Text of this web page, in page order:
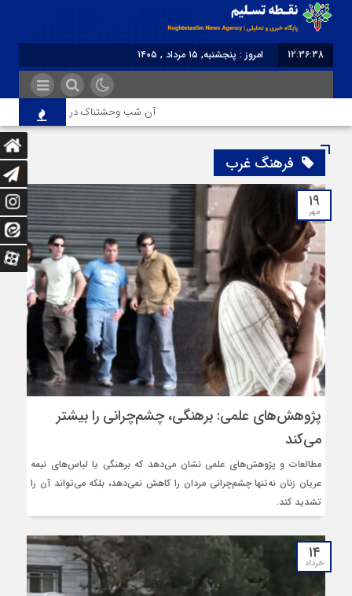
12:36:39
امروز : پنجشنبه, ۱۵ مرداد , ۱۴۰۵
آن شب وحشتناک در خانه «عصمت»
فرهنگ غرب
۱۹
مهر
پژوهش‌های علمی: برهنگی، چشم‌چرانی را بیشتر
می‌کند
مطالعات و پژوهش‌های علمی نشان می‌دهد که برهنگی یا لباس‌های نیمه‌
عریان زنان نه‌تنها چشم‌چرانی مردان را کاهش نمی‌دهد، بلکه می‌تواند آن را
تشدید کند.
۱۴
خرداد